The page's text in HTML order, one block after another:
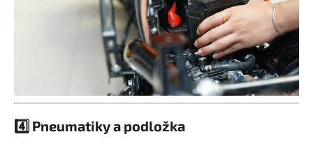
4️⃣ Pneumatiky a podložka